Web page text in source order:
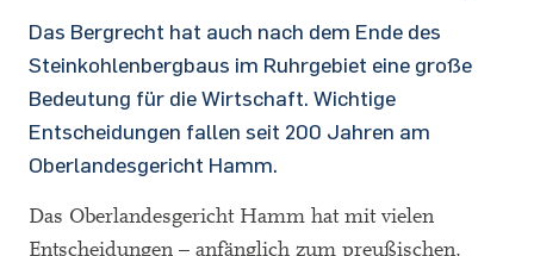
Das Bergrecht hat auch nach dem Ende des
Steinkohlenbergbaus im Ruhrgebiet eine große
Bedeutung für die Wirtschaft. Wichtige
Entscheidungen fallen seit 200 Jahren am
Oberlandesgericht Hamm.
Das Oberlandesgericht Hamm hat mit vielen
Entscheidungen – anfänglich zum preußischen,